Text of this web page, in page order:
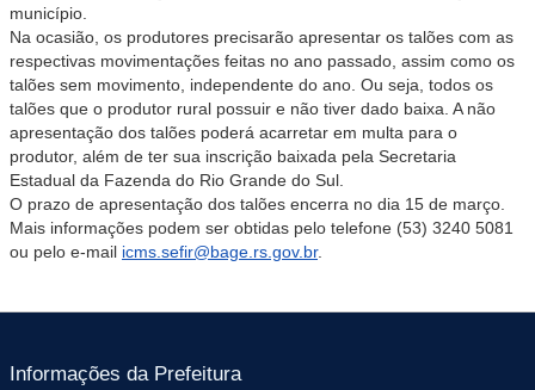
município.
Na ocasião, os produtores precisarão apresentar os talões com as
respectivas movimentações feitas no ano passado, assim como os
talões sem movimento, independente do ano. Ou seja, todos os
talões que o produtor rural possuir e não tiver dado baixa. A não
apresentação dos talões poderá acarretar em multa para o
produtor, além de ter sua inscrição baixada pela Secretaria
Estadual da Fazenda do Rio Grande do Sul.
O prazo de apresentação dos talões encerra no dia 15 de março.
Mais informações podem ser obtidas pelo telefone (53) 3240 5081
ou pelo e-mail icms.sefir@bage.rs.gov.br.
Informações da Prefeitura